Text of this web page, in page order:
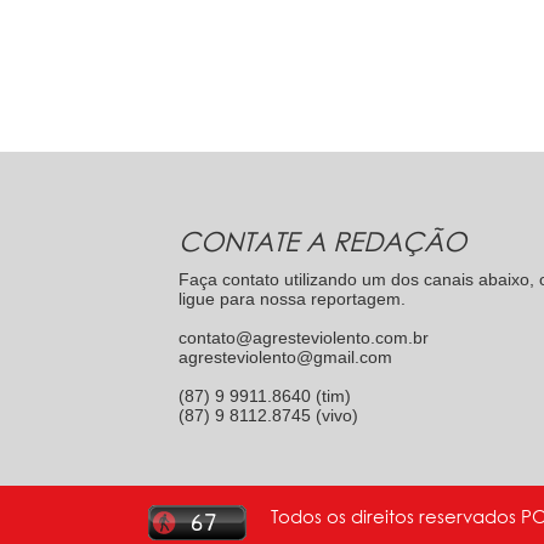
CONTATE A REDAÇÃO
Faça contato utilizando um dos canais abaixo,
ligue para nossa reportagem.
contato@agresteviolento.com.br
agresteviolento@gmail.com
(87) 9 9911.8640 (tim)
(87) 9 8112.8745 (vivo)
Todos os direitos reservados